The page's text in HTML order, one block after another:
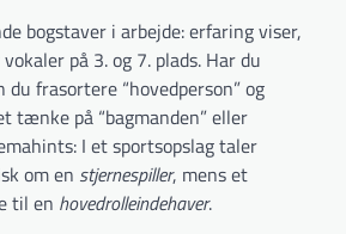
bogstaver i arbejde: erfaring viser,
på 3. og 7. plads. Har du
frasortere “hovedperson” og
tænke på “bagmanden” eller
I et sportsopslag taler
om en stjernespiller, mens et
til en hovedrolleindehaver.